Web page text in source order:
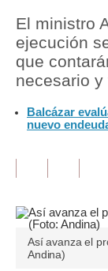
Política
Tu Dinero
Finanzas
Editorial
Pregunta de hoy
El ministro
ejecución
que
necesario
Balcázar
nuevo
Así avanza el
Andina)